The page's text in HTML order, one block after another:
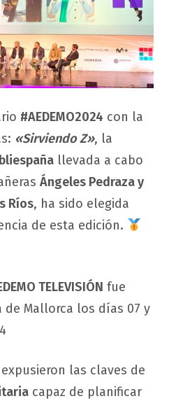
#AEDEMO2024 con la
«Sirviendo Z», la
llevada a cabo
Ángeles Pedraza y
Ríos, ha sido elegida
de esta edición.
TELEVISIÓN fue
de Mallorca los días 07 y
las claves de
capaz de planificar